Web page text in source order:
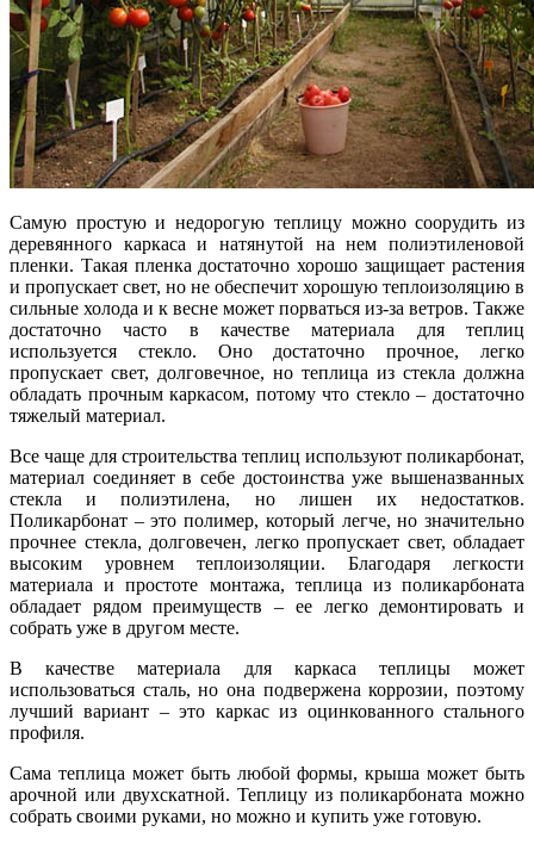
Самую простую и недорогую теплицу можно соорудить из
деревянного каркаса и натянутой на нем полиэтиленовой
пленки. Такая пленка достаточно хорошо защищает растения
и пропускает свет, но не обеспечит хорошую теплоизоляцию в
сильные холода и к весне может порваться из-за ветров. Также
достаточно часто в качестве материала для теплиц
используется стекло. Оно достаточно прочное, легко
пропускает свет, долговечное, но теплица из стекла должна
обладать прочным каркасом, потому что стекло – достаточно
тяжелый материал.
Все чаще для строительства теплиц используют поликарбонат,
материал соединяет в себе достоинства уже вышеназванных
стекла и полиэтилена, но лишен их недостатков.
Поликарбонат – это полимер, который легче, но значительно
прочнее стекла, долговечен, легко пропускает свет, обладает
высоким уровнем теплоизоляции. Благодаря легкости
материала и простоте монтажа, теплица из поликарбоната
обладает рядом преимуществ – ее легко демонтировать и
собрать уже в другом месте.
В качестве материала для каркаса теплицы может
использоваться сталь, но она подвержена коррозии, поэтому
лучший вариант – это каркас из оцинкованного стального
профиля.
Сама теплица может быть любой формы, крыша может быть
арочной или двухскатной. Теплицу из поликарбоната можно
собрать своими руками, но можно и купить уже готовую.